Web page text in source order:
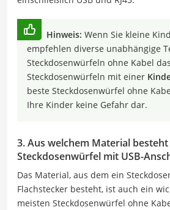
Hinweis: Wenn Sie kleine
empfehlen diverse unabhängige
Steckdosenwürfeln ohne Kabel
Steckdosenwürfeln mit einer
beste Steckdosenwürfel ohne
Ihre Kinder keine Gefahr dar.
3. Aus welchem Material besteht
Steckdosenwürfel mit USB-
Das Material, aus dem ein
Flachstecker besteht, ist auch ein
meisten Steckdosenwürfel ohne